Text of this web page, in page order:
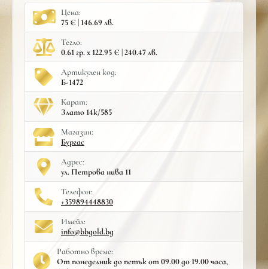
Цена:
75 € | 146.69 лв.
Тегло:
0.61 гр. x 122.95 € | 240.47 лв.
Артикулен код:
Б-1472
Карат:
Злато 14к/585
Mагазин:
Бургас
Адрес:
ул. Петрова нива 11
Телефон:
+359894448830
Имейл:
info@bbgold.bg
Работно време:
От понеделник до петък от 09.00 до 19.00 часа,